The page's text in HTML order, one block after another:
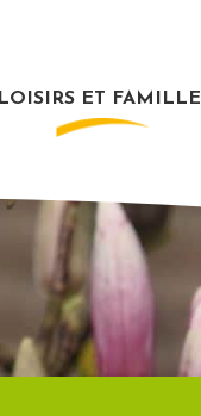
LOISIRS ET FAMILLE